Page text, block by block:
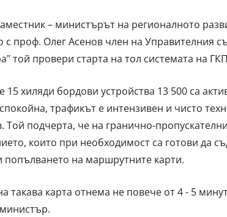
– министърът на регионалното
с проф. Олег Асенов член на Управителния
той провери старта на тол системата на
15 хиляди бордови устройства 13 500 са
трафикът е интензивен и чисто
Той подчерта, че на гранично-
които при необходимост са готови да
попълването на маршрутните карти.
такава карта отнема не повече от 4 - 5